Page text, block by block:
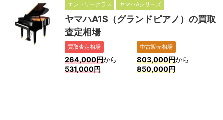
エントリークラス ヤマハAシリーズ
ヤマハA1S（グランドピアノ）の買取
査定相場
買取査定相場
264,000円から
531,000円
中古販売相場
803,000円から
850,000円